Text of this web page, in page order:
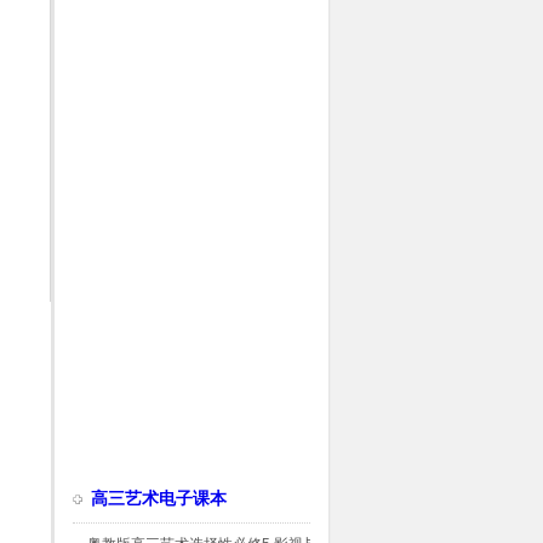
高三艺术电子课本